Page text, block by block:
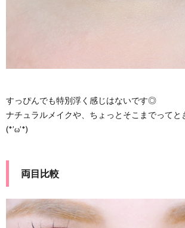
すっぴんでも特別浮く感じはないです◎
ナチュラルメイクや、ちょっとそこまでってと
(*’ω’*)
両目比較